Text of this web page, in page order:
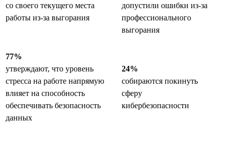
со своего текущего места
работы из-за выгорания
допустили ошибки из-за
профессионального
выгорания
77%
утверждают, что уровень
стресса на работе напрямую
влияет на способность
обеспечивать безопасность
данных
24%
собираются покинуть
сферу
кибербезопасности